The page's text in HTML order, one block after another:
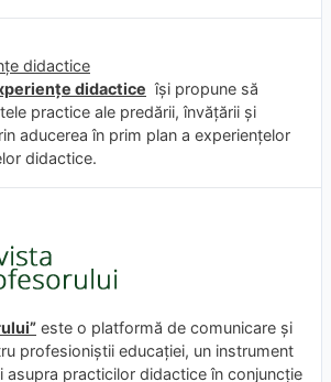
didactice îşi propune să
practice ale predării, învăţării şi
aducerea în prim plan a experienţelor
didactice.
este o platformă de comunicare și
profesioniștii educației, un instrument
asupra practicilor didactice în conjuncție